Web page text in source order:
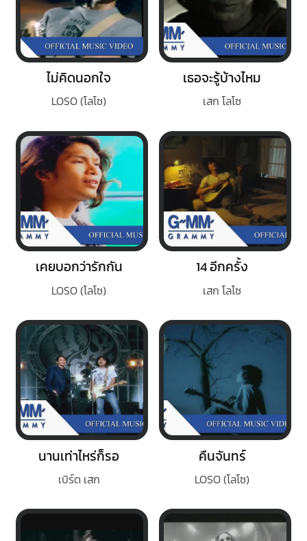
ไม่คิดนอกใจ
LOSO (โลโซ)
เธอจะรู้บ้างไหม
เสก โลโซ
เคยบอกว่ารักกัน
LOSO (โลโซ)
14 อีกครั้ง
เสก โลโซ
นานเท่าไหร่ก็รอ
เบิร์ด เสก
คืนจันทร์
LOSO (โลโซ)